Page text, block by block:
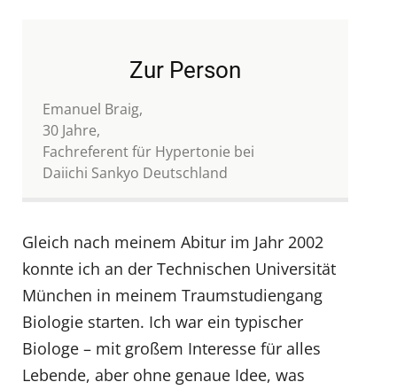
Zur Person
Emanuel Braig,
30 Jahre,
Fachreferent für Hypertonie bei
Daiichi Sankyo Deutschland
Gleich nach meinem Abitur im Jahr 2002
konnte ich an der Technischen Universität
München in meinem Traumstudiengang
Biologie starten. Ich war ein typischer
Biologe – mit großem Interesse für alles
Lebende, aber ohne genaue Idee, was